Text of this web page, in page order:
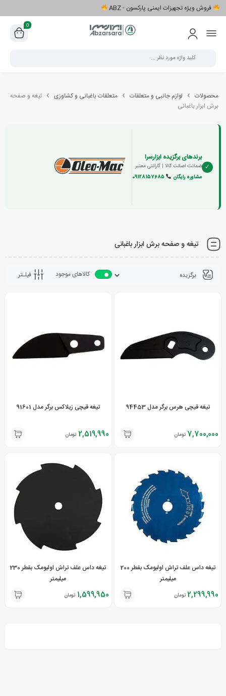
فروش ویژه تجهیزات ایمنی پارکسون - ABZ
0
محصولات لوازم جانبی و متعلقات متعلقات باغبانی و کشاوزی
تیغه و صفحه
برش ابزار باغبانی
✓
برندهای برگزیده ابزارسرا
ضمانت اصالت کالا | گارانتی معتبر
مشاوره رایگان
09128157685
تیغه و صفحه برش ابزار باغبانی
فیلـتر کالاهای موجود
تیغه قیچی هرس برگر مدل 94453
7,700,000 تومان
تیغه قیچی زیلاکس برگر مدل 91601
2,519,990 تومان
تیغه داس علف تراش اولیومک بقطر 200
میلیمتر
2,299,990 تومان
تیغه داس علف تراش اولیومک بقطر 230
میلیمتر
1,599,950 تومان